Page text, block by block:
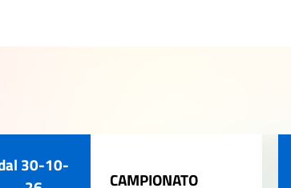
30-10-
CAMPIONATO